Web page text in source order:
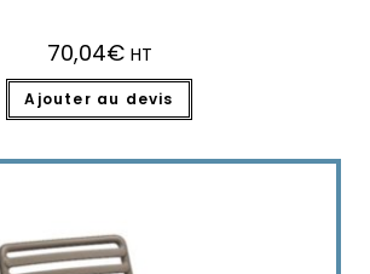
70,04€ HT
Ajouter au devis